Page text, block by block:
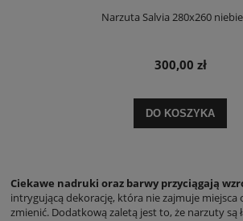
Narzuta Salvia 280x260
300,00 zł
DO KOSZYKA
Ciekawe nadruki oraz barwy przyciągają
intrygującą dekorację, która nie zajmuje miejsca
zmienić. Dodatkową zaletą jest to, że narzuty są